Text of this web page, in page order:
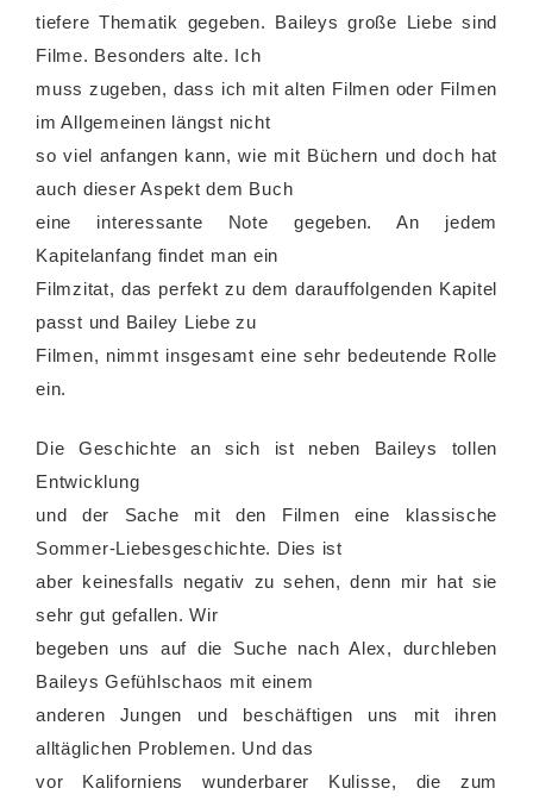
tiefere Thematik gegeben. Baileys große Liebe sind
Filme. Besonders alte. Ich
muss zugeben, dass ich mit alten Filmen oder Filmen
im Allgemeinen längst nicht
so viel anfangen kann, wie mit Büchern und doch hat
auch dieser Aspekt dem Buch
eine interessante Note gegeben. An jedem
Kapitelanfang findet man ein
Filmzitat, das perfekt zu dem darauffolgenden Kapitel
passt und Bailey Liebe zu
Filmen, nimmt insgesamt eine sehr bedeutende Rolle
ein.
Die Geschichte an sich ist neben Baileys tollen
Entwicklung
und der Sache mit den Filmen eine klassische
Sommer-Liebesgeschichte. Dies ist
aber keinesfalls negativ zu sehen, denn mir hat sie
sehr gut gefallen. Wir
begeben uns auf die Suche nach Alex, durchleben
Baileys Gefühlschaos mit einem
anderen Jungen und beschäftigen uns mit ihren
alltäglichen Problemen. Und das
vor Kaliforniens wunderbarer Kulisse, die zum